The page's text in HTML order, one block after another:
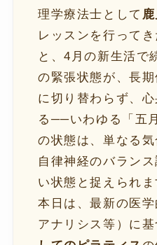
理学療法士として
レッスンを行って
と、4月の新生活で
の緊張状態が、長
に切り替わらず、
る──いわゆる「五
の状態は、単なる気
自律神経のバラン
い状態と捉えられま
本日は、最新の医
アナリシス等）に